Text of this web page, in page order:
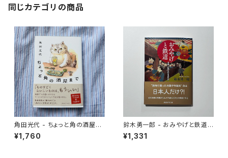
同じカテゴリの商品
角田光代 - ちょっと角の酒屋ま
で
¥1,760
鈴木勇一郎 - おみやげと鉄道
「名物」が語る日本近代史
¥1,331